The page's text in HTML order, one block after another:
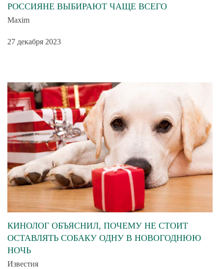
РОССИЯНЕ ВЫБИРАЮТ ЧАЩЕ ВСЕГО
Maxim
27 декабря 2023
КИНОЛОГ ОБЪЯСНИЛ, ПОЧЕМУ НЕ СТОИТ
ОСТАВЛЯТЬ СОБАКУ ОДНУ В НОВОГОДНЮЮ
НОЧЬ
Известия